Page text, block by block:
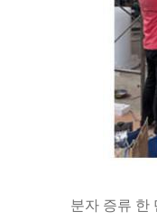
분자 증류 한